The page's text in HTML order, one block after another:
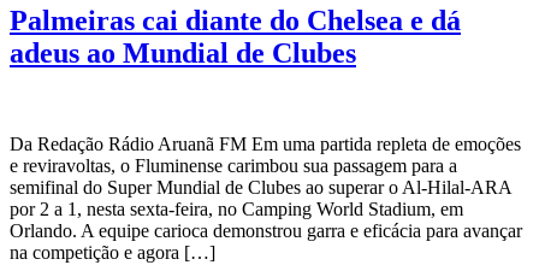
Palmeiras cai diante do Chelsea e dá
adeus ao Mundial de Clubes
Da Redação Rádio Aruanã FM Em uma partida repleta de emoções
e reviravoltas, o Fluminense carimbou sua passagem para a
semifinal do Super Mundial de Clubes ao superar o Al-Hilal-ARA
por 2 a 1, nesta sexta-feira, no Camping World Stadium, em
Orlando. A equipe carioca demonstrou garra e eficácia para avançar
na competição e agora […]